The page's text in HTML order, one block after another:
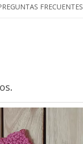
FRECUENTES